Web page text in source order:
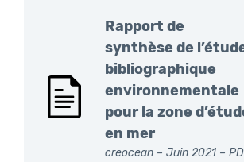
Rapport de
synthèse de
bibliographique
environnementale
pour la zone
en mer
creocean – Juin 2021 –